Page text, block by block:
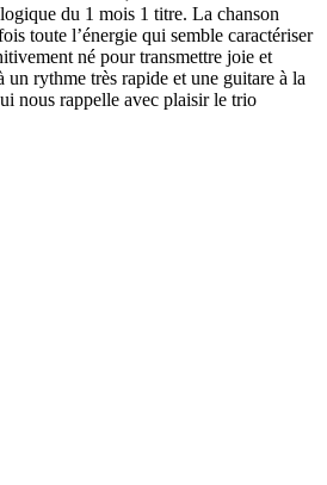
du 1 mois 1 titre. La chanson
toute l’énergie qui semble caractériser
né pour transmettre joie et
un rythme très rapide et une guitare à la
nous rappelle avec plaisir le trio